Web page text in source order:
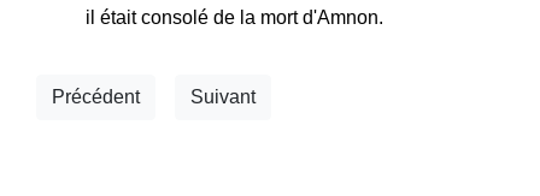
il était consolé de la mort d'Amnon.
Précédent Suivant